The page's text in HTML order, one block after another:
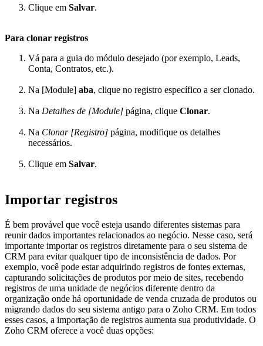
Clique em Salvar.
Para clonar registros
Vá para a guia do módulo desejado (por exemplo, Leads,
Conta, Contratos, etc.).
Na [Module] aba, clique no registro específico a ser clonado.
Na Detalhes de [Module] página, clique Clonar.
Na Clonar [Registro] página, modifique os detalhes
necessários.
Clique em Salvar.
Importar registros
É bem provável que você esteja usando diferentes sistemas para
reunir dados importantes relacionados ao negócio. Nesse caso, será
importante importar os registros diretamente para o seu sistema de
CRM para evitar qualquer tipo de inconsistência de dados. Por
exemplo, você pode estar adquirindo registros de fontes externas,
capturando solicitações de produtos por meio de sites, recebendo
registros de uma unidade de negócios diferente dentro da
organização onde há oportunidade de venda cruzada de produtos ou
migrando dados do seu sistema antigo para o Zoho CRM. Em todos
esses casos, a importação de registros aumenta sua produtividade. O
Zoho CRM oferece a você duas opções: